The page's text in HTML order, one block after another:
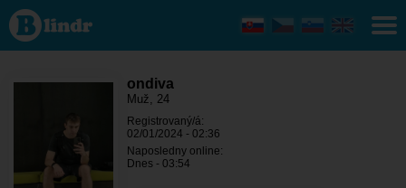
ondiva - On
hľadá niekoho
Moravskoslezský
kraj - Bílovec
ondiva
Muž, 24
Registrovaný/á:
02/01/2024 - 02:36
Naposledny online:
Dnes - 03:54